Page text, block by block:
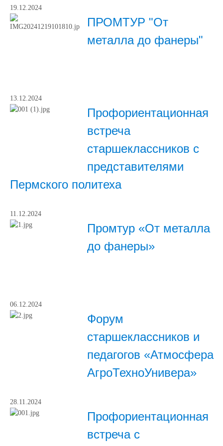
19.12.2024
ПРОМТУР "От
металла до фанеры"
13.12.2024
Профориентационная
встреча
старшеклассников с
представителями
Пермского политеха
11.12.2024
Промтур «От металла
до фанеры»
06.12.2024
Форум
старшеклассников и
педагогов «Атмосфера
АгроТехноУнивера»
28.11.2024
Профориентационная
встреча с